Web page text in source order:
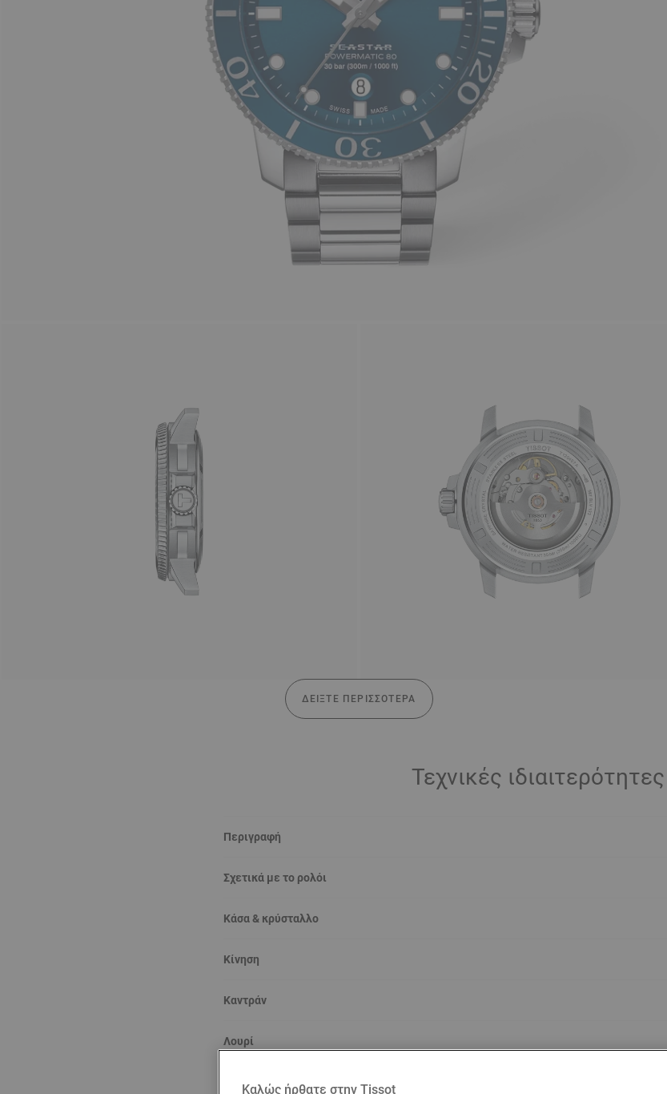
ΔΕΊΞΤΕ ΠΕΡΙΣΣΌΤΕΡΑ
Τεχνικές ιδιαιτερότητες
Περιγραφή
Σχετικά με το ρολόι
Κάσα & κρύσταλλο
Κίνηση
Καντράν
Λουρί
Καλώς ήρθατε στην Tissot